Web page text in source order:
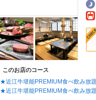
このお店のコース
★近江牛堪能PREMIUM食べ飲み
★近江牛堪能PREMIUM食べ飲み放